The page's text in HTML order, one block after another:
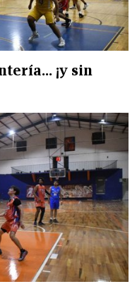
¡y sin